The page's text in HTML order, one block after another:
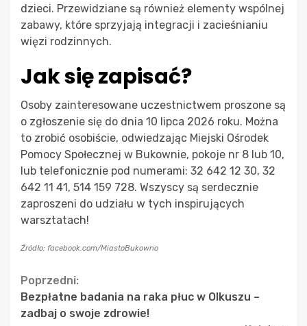
dzieci. Przewidziane są również elementy wspólnej
zabawy, które sprzyjają integracji i zacieśnianiu
więzi rodzinnych.
Jak się zapisać?
Osoby zainteresowane uczestnictwem proszone są
o zgłoszenie się do dnia 10 lipca 2026 roku. Można
to zrobić osobiście, odwiedzając Miejski Ośrodek
Pomocy Społecznej w Bukownie, pokoje nr 8 lub 10,
lub telefonicznie pod numerami: 32 642 12 30, 32
642 11 41, 514 159 728. Wszyscy są serdecznie
zaproszeni do udziału w tych inspirujących
warsztatach!
Źródło: facebook.com/MiastoBukowno
Continue
Reading
Poprzedni:
Bezpłatne badania na raka płuc w Olkuszu –
zadbaj o swoje zdrowie!